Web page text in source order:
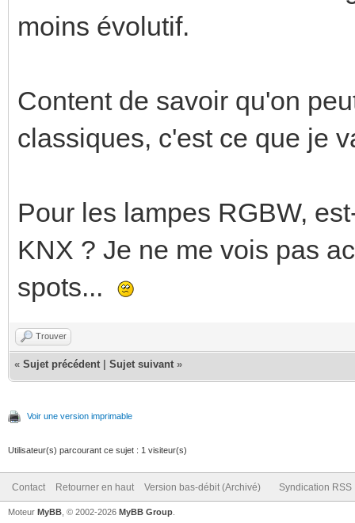
moins évolutif.
Content de savoir qu'on
classiques, c'est ce que je
Pour les lampes RGBW,
KNX ? Je ne me vois pas
spots...
Trouver
« Sujet précédent Sujet suivant »
Voir une version imprimable
Utilisateur(s) parcourant ce sujet : 1 visiteur(s)
Contact Retourner en haut Version bas-débit (Archivé) Syndication RSS
Moteur MyBB , © 2002-2026 MyBB Group